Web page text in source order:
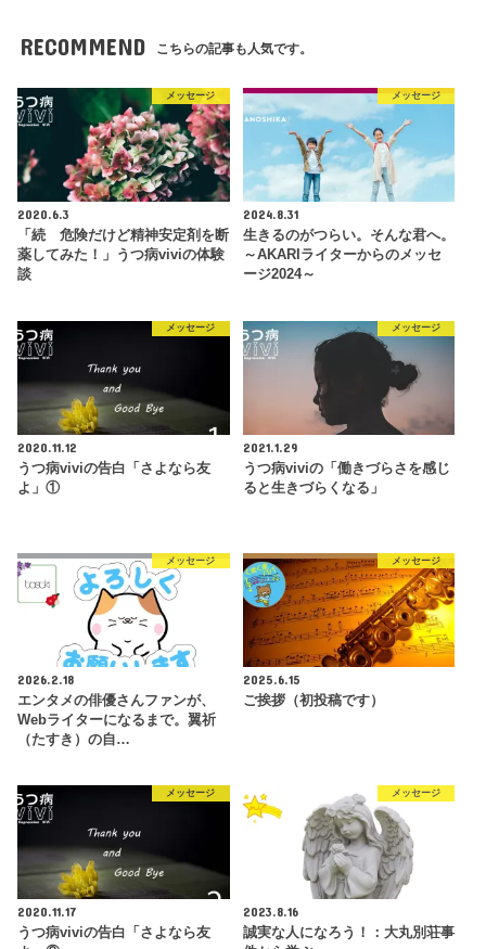
RECOMMEND こちらの記事も人気です。
メッセージ
2020.6.3
「続 危険だけど精神安定剤を断
薬してみた！」うつ病viviの体験
談
メッセージ
2024.8.31
生きるのがつらい。そんな君へ。
～AKARIライターからのメッセ
ージ2024～
メッセージ
2020.11.12
うつ病viviの告白「さよなら友
よ」①
メッセージ
2021.1.29
うつ病viviの「働きづらさを感じ
ると生きづらくなる」
メッセージ
2026.2.18
エンタメの俳優さんファンが、
Webライターになるまで。翼祈
（たすき）の自…
メッセージ
2025.6.15
ご挨拶（初投稿です）
メッセージ
2020.11.17
うつ病viviの告白「さよなら友
メッセージ
2023.8.16
誠実な人になろう！：大丸別荘事